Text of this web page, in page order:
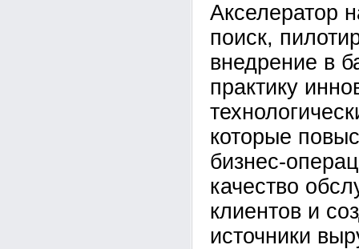
Акселератор
поиск,
внедрение в
практику
которые
бизнес-
качество
клиентов и
источники